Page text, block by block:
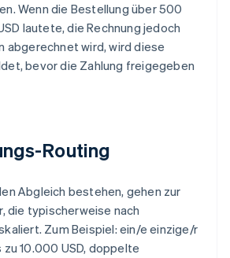
Wenn die Bestellung über 500
lautete, die Rechnung jedoch
abgerechnet wird, wird diese
bevor die Zahlung freigegeben
Routing
Abgleich bestehen, gehen zur
die typischerweise nach
Zum Beispiel: ein/e einzige/r
10.000 USD, doppelte